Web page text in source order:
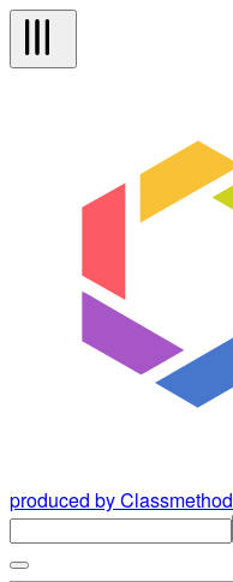
produced by Classmethod